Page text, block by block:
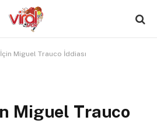
Miguel Trauco İddiası
Miguel Trauco